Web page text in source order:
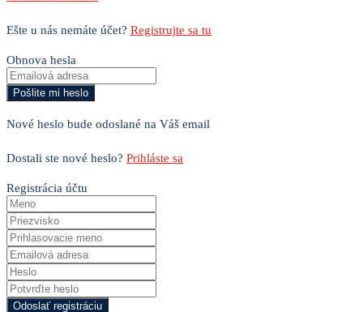
Ešte u nás nemáte účet? Registrujte sa tu
Obnova hesla
Nové heslo bude odoslané na Váš email
Dostali ste nové heslo? Prihláste sa
Registrácia účtu